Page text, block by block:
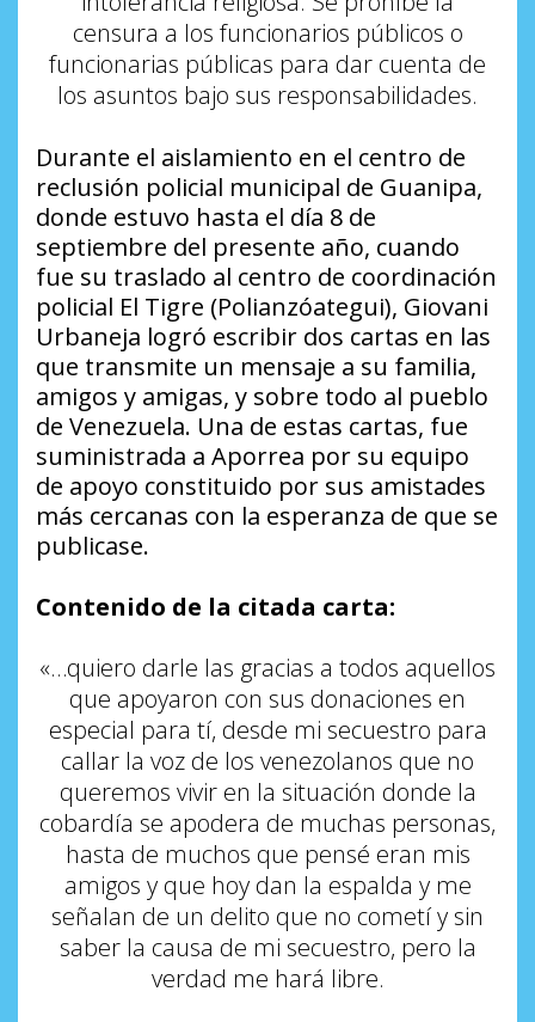
censura a los funcionarios públicos o
funcionarias públicas para dar cuenta de
los asuntos bajo sus responsabilidades.
Durante el aislamiento en el centro de
reclusión policial municipal de Guanipa,
donde estuvo hasta el día 8 de
septiembre del presente año, cuando
fue su traslado al centro de coordinación
policial El Tigre (Polianzóategui), Giovani
Urbaneja logró escribir dos cartas en las
que transmite un mensaje a su familia,
amigos y amigas, y sobre todo al pueblo
de Venezuela. Una de estas cartas, fue
suministrada a Aporrea por su equipo
de apoyo constituido por sus amistades
más cercanas con la esperanza de que se
publicase.
Contenido de la citada carta:
«…quiero darle las gracias a todos aquellos
que apoyaron con sus donaciones en
especial para tí, desde mi secuestro para
callar la voz de los venezolanos que no
queremos vivir en la situación donde la
cobardía se apodera de muchas personas,
hasta de muchos que pensé eran mis
amigos y que hoy dan la espalda y me
señalan de un delito que no cometí y sin
saber la causa de mi secuestro, pero la
verdad me hará libre.